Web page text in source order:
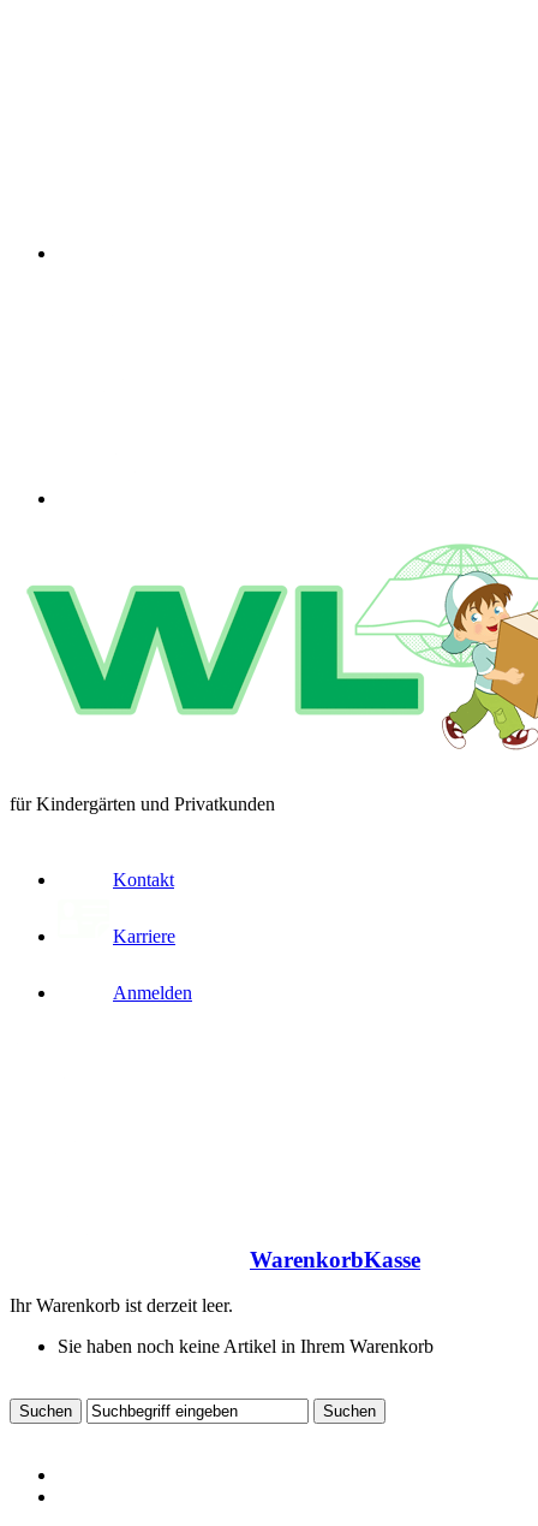
für Kindergärten und Privatkunden
Kontakt
Karriere
Anmelden
WarenkorbKasse
Ihr Warenkorb ist derzeit leer.
Sie haben noch keine Artikel in Ihrem Warenkorb